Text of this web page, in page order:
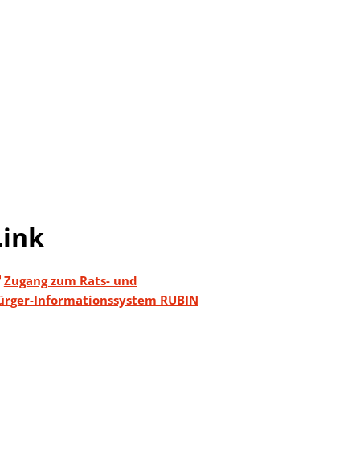
lockt Frauen"
aus Drittstaaten
Zugang zum Rats- und
Informationssystem RUBIN